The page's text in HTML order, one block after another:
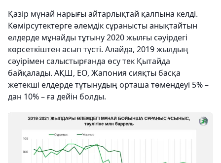
Қазір мұнай нарығы айтарлықтай қалпына келді.
Көмірсутектерге әлемдік сұранысты анықтайтын
елдерде мұнайды тұтыну 2020 жылғы сәуірдегі
көрсеткіштен асып түсті. Алайда, 2019 жылдың
сәуірімен салыстырғанда өсу тек Қытайда
байқалады. АҚШ, ЕО, Жапония сияқты басқа
жетекші елдерде тұтынудың орташа төмендеуі 5% –
дан 10% – ға дейін болды.